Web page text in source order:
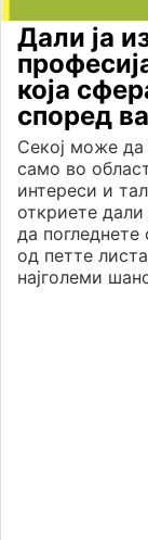
Дали ја
која
според
Секој може да
само во
интереси и
откриете
да погледнете
од петте
најголеми